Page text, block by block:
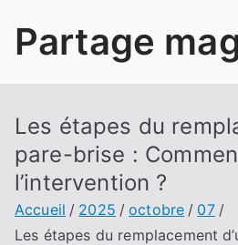
Partage
Les étapes du
pare-brise :
l’intervention ?
Accueil 2025 octobre
07
Les étapes du remplacement